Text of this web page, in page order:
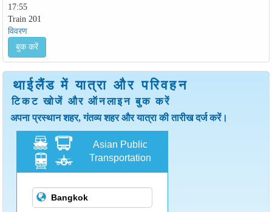
17:55
Train 201
विवरण
बुक करें
थाईलैंड में यात्रा और परिवहन
टिकट खोजें और ऑनलाइन बुक करें
अपना प्रस्थान शहर, गंतव्य शहर और यात्रा की तारीख दर्ज करें।
Asian Public
Transportation